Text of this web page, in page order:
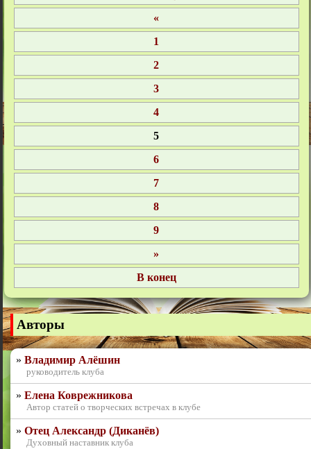
1
2
3
4
5
6
7
8
9
Авторы
Владимир Алёшин
руководитель клуба
Елена Коврежникова
Автор статей о творческих встречах в клубе
Отец Александр (Диканёв)
Духовный наставник клуба